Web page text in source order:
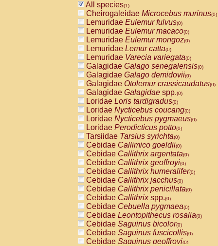
All species(1)
Cheirogaleidae Microcebus murinus(0)
Lemuridae Eulemur fulvus(0)
Lemuridae Eulemur macaco(0)
Lemuridae Eulemur mongoz(0)
Lemuridae Lemur catta(0)
Lemuridae Varecia variegata(0)
Galagidae Galago senegalensis(0)
Galagidae Galago demidovii(0)
Galagidae Otolemur crassicaudatus(0)
Galagidae Galagidae spp.(0)
Loridae Loris tardigradus(0)
Loridae Nycticebus coucang(0)
Loridae Nycticebus pygmaeus(0)
Loridae Perodicticus potto(0)
Tarsiidae Tarsius syrichta(0)
Cebidae Callimico goeldii(0)
Cebidae Callithrix argentata(0)
Cebidae Callithrix geoffroyi(0)
Cebidae Callithrix humeralifer(0)
Cebidae Callithrix jacchus(0)
Cebidae Callithrix penicillata(0)
Cebidae Callithrixspp.(0)
Cebidae Cebuella pygmaea(0)
Cebidae Leontopithecus rosalia(0)
Cebidae Saguinus bicolor(0)
Cebidae Saguinus fuscicollis(0)
Cebidae Saguinus geoffroyi(0)